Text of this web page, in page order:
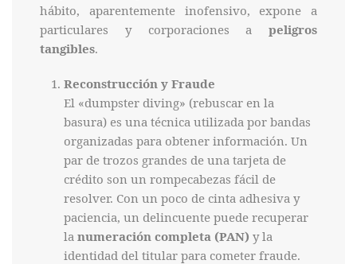
hábito, aparentemente inofensivo, expone a
particulares y corporaciones a peligros
tangibles.
Reconstrucción y Fraude
El «dumpster diving» (rebuscar en la
basura) es una técnica utilizada por bandas
organizadas para obtener información. Un
par de trozos grandes de una tarjeta de
crédito son un rompecabezas fácil de
resolver. Con un poco de cinta adhesiva y
paciencia, un delincuente puede recuperar
la numeración completa (PAN) y la
identidad del titular para cometer fraude.